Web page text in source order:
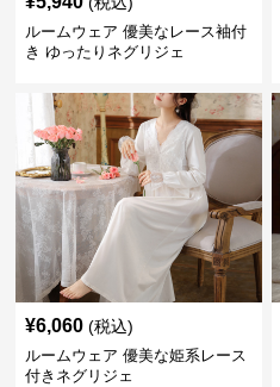
ルームウェア 優美なレース袖付
き ゆったりネグリジェ
¥6,060 (税込)
ルームウェア 優美な姫系レース
付きネグリジェ